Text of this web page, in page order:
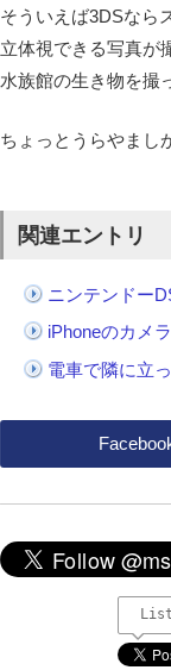
そういえば3DSなら
立体視できる写真が
水族館の生き物を撮
ちょっとうらやまし
関連エントリ
ニンテンドー
iPhoneのカメ
電車で隣に立
List